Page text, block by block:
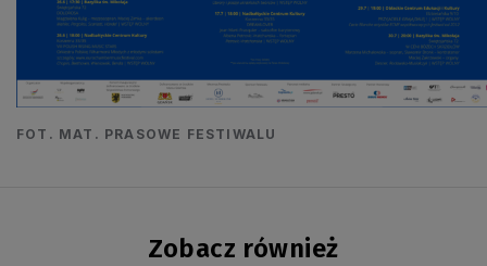
FOT. MAT. PRASOWE FESTIWALU
Zobacz również